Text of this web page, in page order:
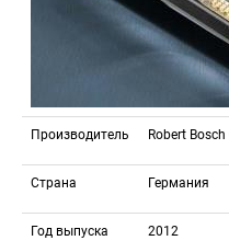
Производитель Robert Bosch
Страна Германия
Год выпуска 2012